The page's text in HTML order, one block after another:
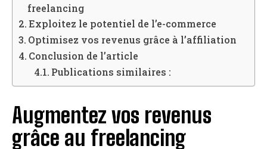
freelancing
Exploitez le potentiel de l’e-commerce
Optimisez vos revenus grâce à l’affiliation
Conclusion de l’article
Publications similaires :
Augmentez vos revenus
grâce au freelancing